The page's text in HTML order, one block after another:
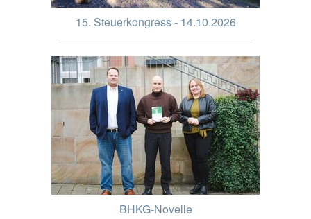
15. Steuerkongress - 14.10.2026
BHKG-Novelle